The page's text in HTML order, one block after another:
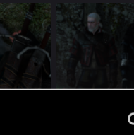
3 MB · Views: 244